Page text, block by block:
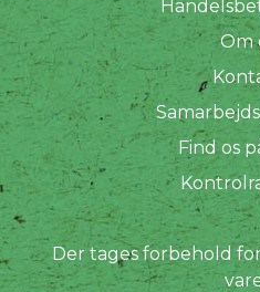
Om
Find os
Der tages forbehold